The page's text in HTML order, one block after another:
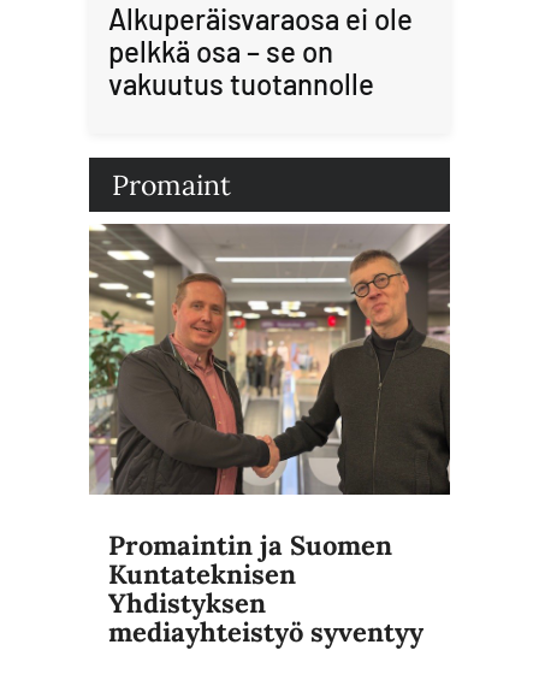
Alkuperäisvaraosa ei ole
pelkkä osa – se on
vakuutus tuotannolle
Promaint
Promaintin ja Suomen
Kuntateknisen
Yhdistyksen
mediayhteistyö syventyy